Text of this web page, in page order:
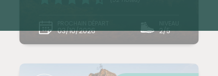
03/10/2026 2/5